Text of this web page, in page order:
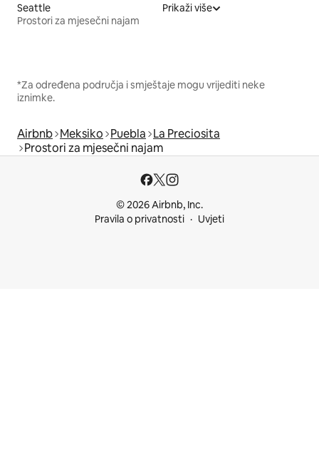
Seattle
Prostori za mjesečni najam
Prikaži više
*Za određena područja i smještaje mogu vrijediti neke
iznimke.
Airbnb Meksiko Puebla La Preciosita
Prostori za mjesečni najam
© 2026 Airbnb, Inc.
Pravila o privatnosti
Uvjeti